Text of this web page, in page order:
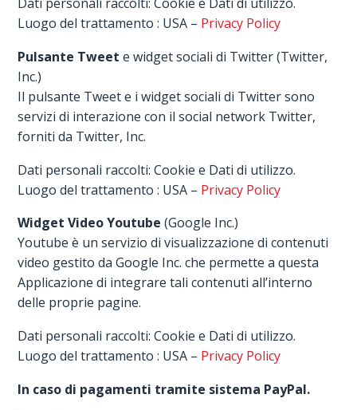
Luogo del trattamento : USA – Privacy Policy
Pulsante Tweet e widget sociali di Twitter (Twitter,
Inc.)
Il pulsante Tweet e i widget sociali di Twitter sono
servizi di interazione con il social network Twitter,
forniti da Twitter, Inc.
Dati personali raccolti: Cookie e Dati di utilizzo.
Luogo del trattamento : USA – Privacy Policy
Widget Video Youtube (Google Inc.)
Youtube è un servizio di visualizzazione di contenuti
video gestito da Google Inc. che permette a questa
Applicazione di integrare tali contenuti all’interno
delle proprie pagine.
Dati personali raccolti: Cookie e Dati di utilizzo.
Luogo del trattamento : USA – Privacy Policy
In caso di pagamenti tramite sistema PayPal.